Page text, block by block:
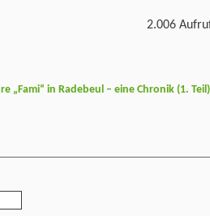
2.006
„Fami“ in Radebeul – eine Chronik (1. Teil)